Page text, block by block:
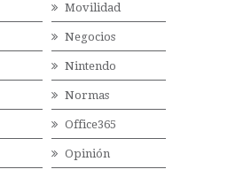
Movilidad
Negocios
Nintendo
Normas
Office365
Opinión